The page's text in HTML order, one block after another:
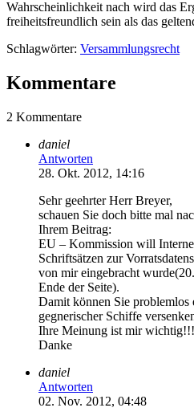
Wahrscheinlichkeit nach wird das
freiheitsfreundlich sein als das
Schlagwörter: Versammlungsrecht
Kommentare
2 Kommentare
daniel
Antworten
28. Okt. 2012, 14:16
Sehr geehrter Herr Breyer,
schauen Sie doch bitte mal
Ihrem Beitrag:
EU – Kommission will
Schriftsätzen zur
von mir eingebracht
Ende der Seite).
Damit können Sie problemlos
gegnerischer Schiffe
Ihre Meinung ist mir wichtig!!!
Danke
daniel
Antworten
02. Nov. 2012, 04:48